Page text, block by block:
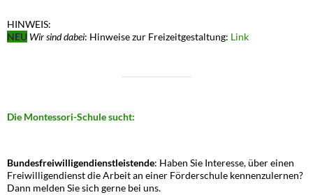
HINWEIS:
NEU Wir sind dabei: Hinweise zur Freizeitgestaltung: Link
Die Montessori-Schule sucht:
Bundesfreiwilligendienstleistende: Haben Sie Interesse, über einen
Freiwilligendienst die Arbeit an einer Förderschule kennenzulernen?
Dann melden Sie sich gerne bei uns.